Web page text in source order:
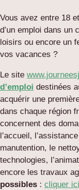
Vous avez entre 18
d’un emploi dans un
loisirs ou encore un
vos vacances ?
Le site
d’emploi destinées
acquérir une
dans chaque région
concernent des
l’accueil,
manutention, le
technologies,
encore les travaux
possibles : cliquer ici